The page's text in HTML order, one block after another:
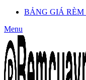
BẢNG GIÁ RÈM
Menu